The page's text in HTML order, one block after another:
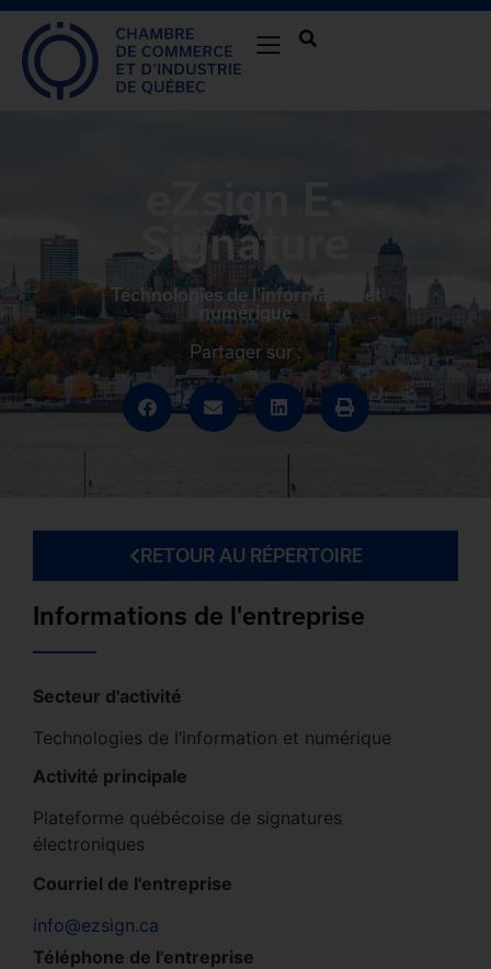
Signature
Technologies de l’information et
numérique
Partager sur :
RETOUR AU RÉPERTOIRE
Informations de l'entreprise
Secteur d'activité
Technologies de l’information et numérique
Activité principale
Plateforme québécoise de signatures
électroniques
Courriel de l'entreprise
info@ezsign.ca
Téléphone de l'entreprise